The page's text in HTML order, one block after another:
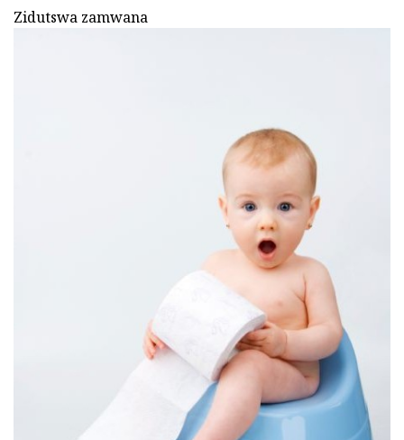
Zidutswa zamwana